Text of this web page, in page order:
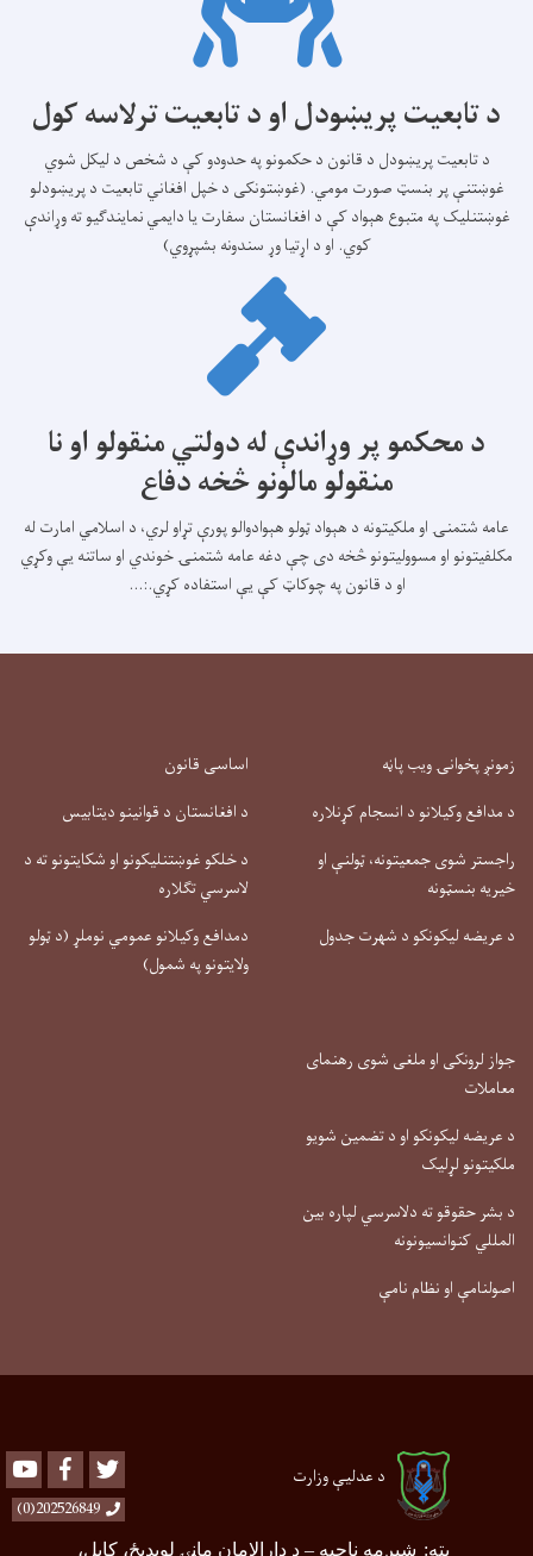
د تابعیت پریښودل او د تابعیت ترلاسه کول
د تابعیت پریښودل د قانون د حکمونو په حدودو کې د شخص د لیکل شوي
غوښتنې پر بنسټ صورت مومي. (غوښتونکی د خپل افغاني تابعیت د پریښودلو
غوښتنلیک په متبوع هېواد کې د افغانستان سفارت یا دایمي نمایندګیو ته وړاندې
کوي. او د اړتیا وړ سندونه بشپړوي)
د محکمو پر وړاندې له دولتي منقولو او نا
منقولو مالونو څخه دفاع
عامه شتمنۍ او ملکیتونه د هېواد ټولو هېوادوالو پورې تړاو لري، د اسلامي امارت له
مکلفیتونو او مسوولیتونو څخه دی چې دغه عامه شتمنۍ خوندي او ساتنه یې وکړي
او د قانون په چوکاټ کې يې استفاده کړي.:...
زمونږ پخوانۍ ویب پاڼه
د مدافع وکیلانو د انسجام کړنلاره
راجستر شوی جمعیتونه، ټولنې او
خیریه بنسټونه
د عریضه لیکونکو د شهرت جدول
اساسی قانون
د افغانستان د قوانینو دیتابیس
د خلکو غوښتنلیکونو او شکایتونو ته د
لاسرسي تګلاره
دمدافع وکیلانو عمومي نوملړ (د ټولو
ولایتونو په شمول)
جواز لرونکی او ملغی شوی رهنمای
معاملات
د عریضه لیکونکو او د تضمین شویو
ملکیتونو لړلیک
د بشر حقوقو ته دلاسرسي لپاره بین
المللي کنوانسیونونه
اصولنامې او نظام نامې
د عدلیې وزارت Youtube Facebook
202526849(0)
پته: شپږمه ناحیه – د دارالامان ماڼۍ لویدیځ، کابل،